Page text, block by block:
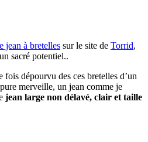
jean à bretelles sur le site de Torrid,
sacré potentiel..
fois dépourvu des ces bretelles d’un
merveille, un jean comme je
jean large non délavé, clair et taille